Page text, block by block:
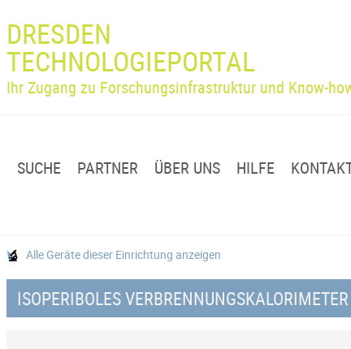
DRESDEN
TECHNOLOGIEPORTAL
Ihr Zugang zu Forschungsinfrastruktur und Know-
SUCHE PARTNER ÜBER UNS HILFE
Alle Geräte dieser Einrichtung anzeigen
ISOPERIBOLES